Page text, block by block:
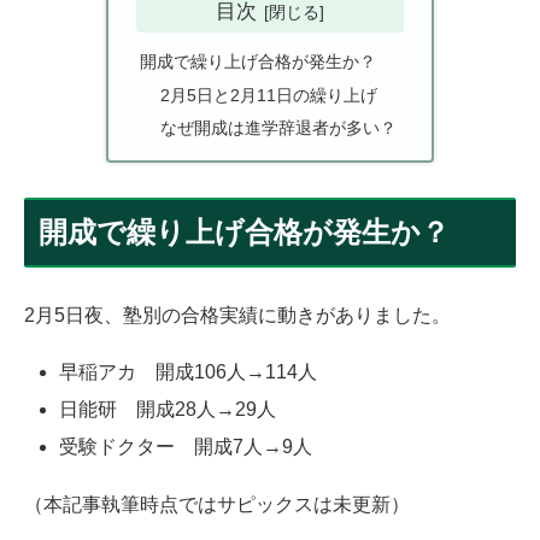
目次
開成で繰り上げ合格が発生か？
2月5日と2月11日の繰り上げ
なぜ開成は進学辞退者が多い？
開成で繰り上げ合格が発生か？
2月5日夜、塾別の合格実績に動きがありました。
早稲アカ 開成106人→114人
日能研 開成28人→29人
受験ドクター 開成7人→9人
（本記事執筆時点ではサピックスは未更新）